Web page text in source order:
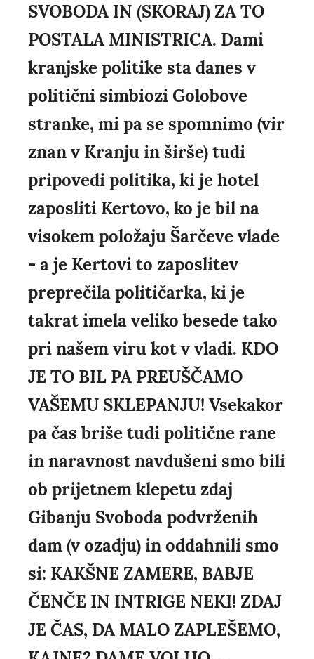
SVOBODA IN (SKORAJ) ZA TO
POSTALA MINISTRICA. Dami
kranjske politike sta danes v
politični simbiozi Golobove
stranke, mi pa se spomnimo (vir
znan v Kranju in širše) tudi
pripovedi politika, ki je hotel
zaposliti Kertovo, ko je bil na
visokem položaju Šarčeve vlade
- a je Kertovi to zaposlitev
preprečila političarka, ki je
takrat imela veliko besede tako
pri našem viru kot v vladi. KDO
JE TO BIL PA PREUŠČAMO
VAŠEMU SKLEPANJU! Vsekakor
pa čas briše tudi politične rane
in naravnost navdušeni smo bili
ob prijetnem klepetu zdaj
Gibanju Svoboda podvrženih
dam (v ozadju) in oddahnili smo
si: KAKŠNE ZAMERE, BABJE
ČENČE IN INTRIGE NEKI! ZDAJ
JE ČAS, DA MALO ZAPLEŠEMO,